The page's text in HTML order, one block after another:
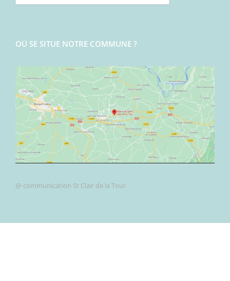
OÙ SE SITUE NOTRE COMMUNE ?
@ communication St Clair de la Tour